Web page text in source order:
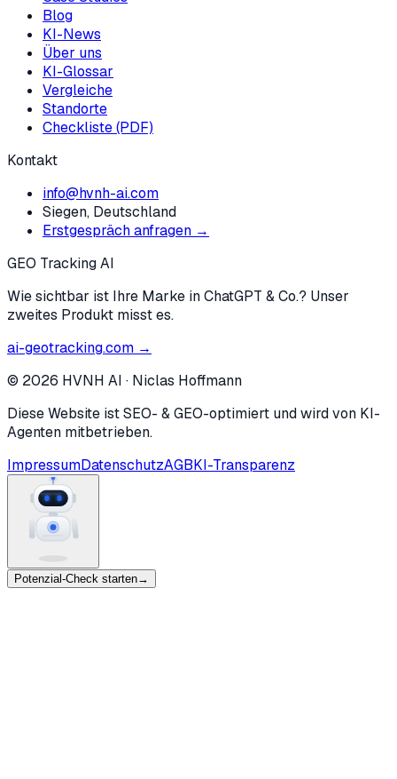
Blog
KI-News
Über uns
KI-Glossar
Vergleiche
Standorte
Checkliste (PDF)
Kontakt
info@hvnh-ai.com
Siegen, Deutschland
Erstgespräch anfragen →
GEO Tracking AI
Wie sichtbar ist Ihre Marke in ChatGPT & Co.? Unser
zweites Produkt misst es.
ai-geotracking.com →
© 2026 HVNH AI · Niclas Hoffmann
Diese Website ist SEO- & GEO-optimiert und wird von KI-
Agenten mitbetrieben.
ImpressumDatenschutzAGBKI-Transparenz
Potenzial-Check starten→